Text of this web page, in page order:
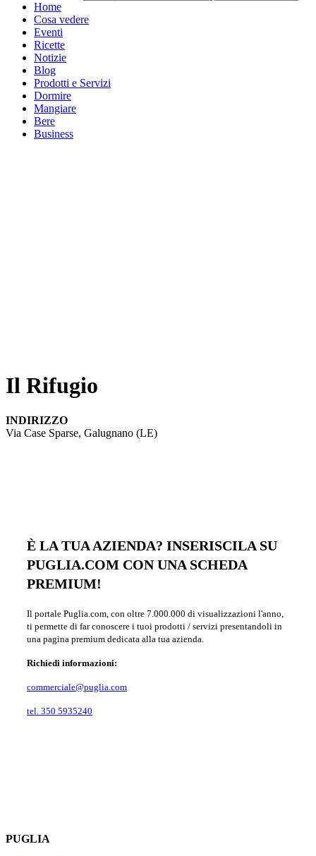
Home
Cosa vedere
Eventi
Ricette
Notizie
Blog
Prodotti e Servizi
Dormire
Mangiare
Bere
Business
Il Rifugio
INDIRIZZO
Via Case Sparse, Galugnano (LE)
È LA TUA AZIENDA? INSERISCILA SU
PUGLIA.COM CON UNA SCHEDA
PREMIUM!
Il portale Puglia.com, con oltre 7.000.000 di visualizzazioni l'anno,
ti permette di far conoscere i tuoi prodotti / servizi presentandoli in
una pagina premium dedicata alla tua azienda.
Richiedi informazioni:
commerciale@puglia.com
tel. 350 5935240
PUGLIA